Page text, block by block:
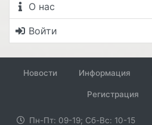
О нас
Войти
Новости Информация
Регистрация
Пн-Пт: 09-19; Сб-Вс: 10-15